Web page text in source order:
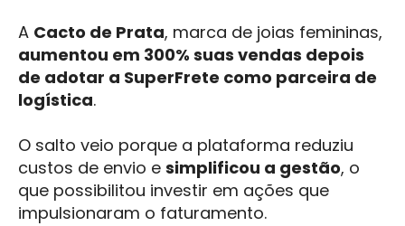
A Cacto de Prata, marca de joias femininas,
aumentou em 300% suas vendas depois
de adotar a SuperFrete como parceira de
logística.
O salto veio porque a plataforma reduziu
custos de envio e simplificou a gestão, o
que possibilitou investir em ações que
impulsionaram o faturamento.